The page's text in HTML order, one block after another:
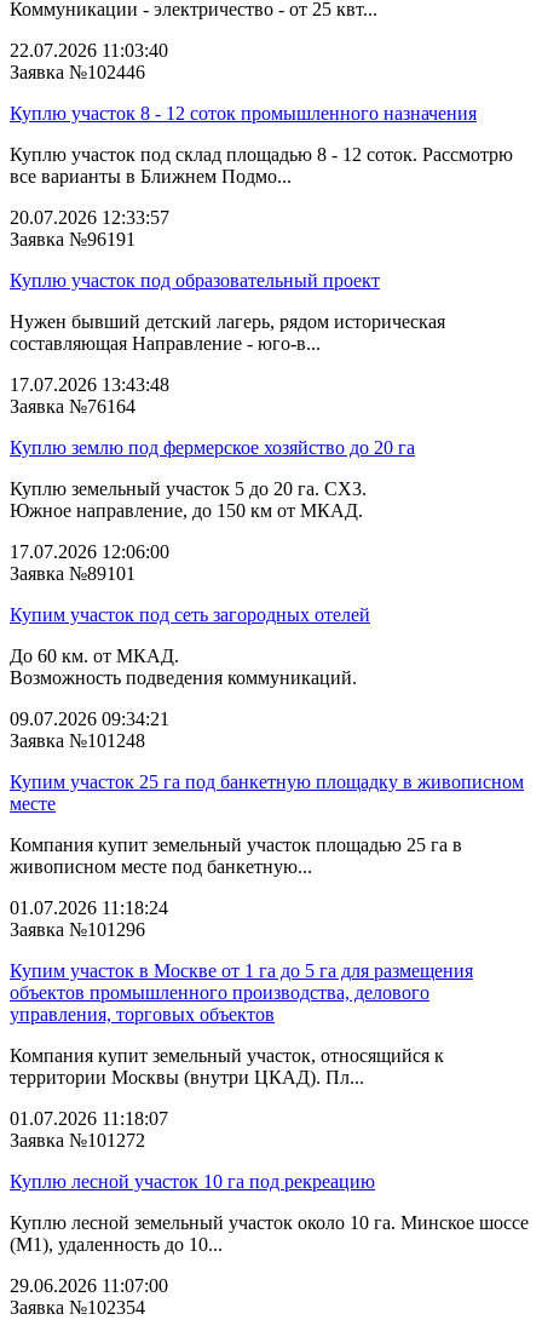
Коммуникации - электричество - от 25 квт...
22.07.2026 11:03:40
Заявка №102446
Куплю участок 8 - 12 соток промышленного назначения
Куплю участок под склад площадью 8 - 12 соток. Рассмотрю
все варианты в Ближнем Подмо...
20.07.2026 12:33:57
Заявка №96191
Куплю участок под образовательный проект
Нужен бывший детский лагерь, рядом историческая
составляющая Направление - юго-в...
17.07.2026 13:43:48
Заявка №76164
Куплю землю под фермерское хозяйство до 20 га
Куплю земельный участок 5 до 20 га. СХ3.
Южное направление, до 150 км от МКАД.
17.07.2026 12:06:00
Заявка №89101
Купим участок под сеть загородных отелей
До 60 км. от МКАД.
Возможность подведения коммуникаций.
09.07.2026 09:34:21
Заявка №101248
Купим участок 25 га под банкетную площадку в живописном
месте
Компания купит земельный участок площадью 25 га в
живописном месте под банкетную...
01.07.2026 11:18:24
Заявка №101296
Купим участок в Москве от 1 га до 5 га для размещения
объектов промышленного производства, делового
управления, торговых объектов
Компания купит земельный участок, относящийся к
территории Москвы (внутри ЦКАД). Пл...
01.07.2026 11:18:07
Заявка №101272
Куплю лесной участок 10 га под рекреацию
Куплю лесной земельный участок около 10 га. Минское шоссе
(М1), удаленность до 10...
29.06.2026 11:07:00
Заявка №102354